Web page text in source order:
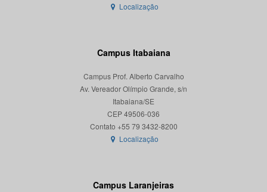
Localização
Campus Itabaiana
Campus Prof. Alberto Carvalho
Av. Vereador Olímpio Grande, s/n
Itabaiana/SE
CEP 49506-036
Localização
Campus Laranjeiras